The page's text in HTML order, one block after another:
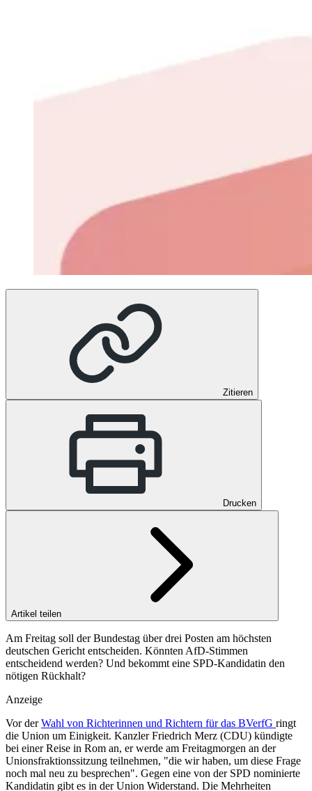
Zitieren
Drucken
Artikel teilen
Am Freitag soll der Bundestag über drei Posten am höchsten
deutschen Gericht entscheiden. Könnten AfD-Stimmen
entscheidend werden? Und bekommt eine SPD-Kandidatin den
nötigen Rückhalt?
Anzeige
Vor derWahl von Richterinnen und Richtern für das BVerfG ringt
die Union um Einigkeit. Kanzler Friedrich Merz (CDU) kündigte
bei einer Reise in Rom an, er werde am Freitagmorgen an der
Unionsfraktionssitzung teilnehmen, "die wir haben, um diese Frage
noch mal neu zu besprechen". Gegen eine von der SPD nominierte
Kandidatin gibt es in der Union Widerstand. Die Mehrheiten